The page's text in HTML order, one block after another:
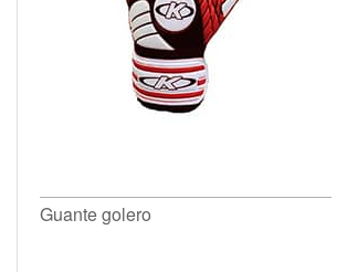
Guante golero